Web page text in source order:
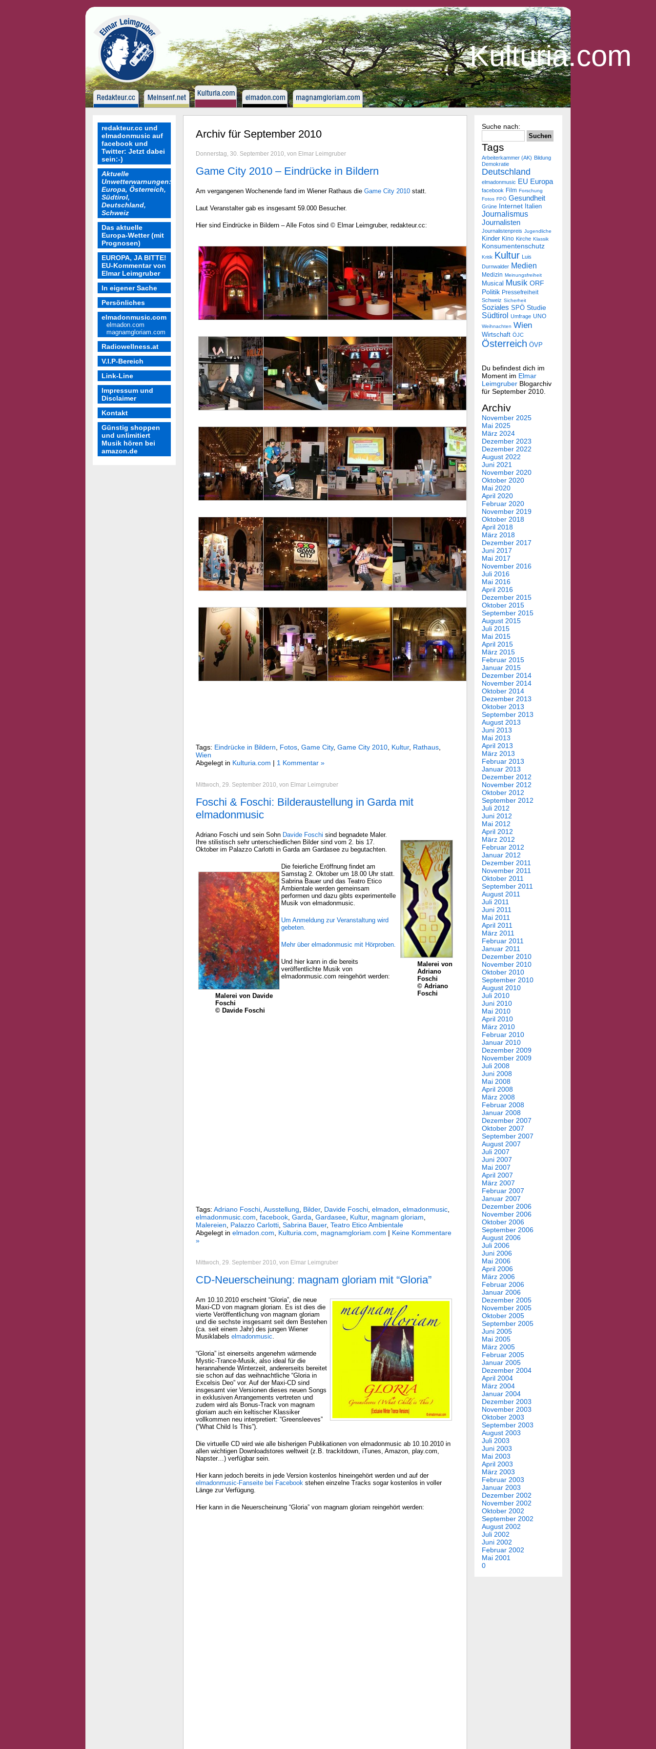
Kulturia.com
redakteur.cc und
elmadonmusic auf
facebook und
Twitter: Jetzt dabei
sein:-)
Aktuelle
Unwetterwarnungen:
Europa, Österreich,
Südtirol,
Deutschland,
Schweiz
Das aktuelle
Europa-Wetter (mit
Prognosen)
EUROPA, JA BITTE!
EU-Kommentar von
Elmar Leimgruber
In eigener Sache
Persönliches
elmadonmusic.com
elmadon.com
magnamgloriam.com
Radiowellness.at
V.I.P-Bereich
Link-Line
Impressum und
Disclaimer
Kontakt
Günstig shoppen
und unlimitiert
Musik hören bei
amazon.de
Archiv für September 2010
Donnerstag, 30. September 2010, von Elmar Leimgruber
Game City 2010 – Eindrücke in Bildern
Am vergangenen Wochenende fand im Wiener Rathaus die Game City 2010 statt.
Laut Veranstalter gab es insgesamt 59.000 Besucher.
Hier sind Eindrücke in Bildern – Alle Fotos sind © Elmar Leimgruber, redakteur.cc:
Tags: Eindrücke in Bildern Fotos Game City, Game City 2010 Kultur, Rathaus
Wien
Abgelegt in Kulturia.com | 1 Kommentar »
Mittwoch, 29. September 2010, von Elmar Leimgruber
Foschi & Foschi: Bilderaustellung in Garda mit
elmadonmusic
Malerei von
Adriano
Foschi
© Adriano
Foschi
Adriano Foschi und sein Sohn Davide Foschi sind begnadete Maler.
Ihre stilistisch sehr unterschiedlichen Bilder sind vom 2. bis 17.
Oktober im Palazzo Carlotti in Garda am Gardasee zu begutachten.
Malerei von Davide
Foschi
© Davide Foschi
Die feierliche Eröffnung findet am
Samstag 2. Oktober um 18.00 Uhr statt.
Sabrina Bauer und das Teatro Etico
Ambientale werden gemeinsam
performen und dazu gibts experimentelle
Musik von elmadonmusic.
Um Anmeldung zur Veranstaltung wird
gebeten.
Mehr über elmadonmusic mit Hörproben.
Und hier kann in die bereits
veröffentlichte Musik von
elmadonmusic.com reingehört werden:
Tags: Adriano Foschi Ausstellung Bilder, Davide Foschi elmadon elmadonmusic
elmadonmusic.com facebook Garda Gardasee Kultur, magnam gloriam
Malereien
Palazzo Carlotti Sabrina Bauer, Teatro Etico Ambientale
Abgelegt in elmadon.com Kulturia.com magnamgloriam.com | Keine Kommentare
»
Mittwoch, 29. September 2010, von Elmar Leimgruber
CD-Neuerscheinung: magnam gloriam mit “Gloria”
Am 10.10.2010 erscheint “Gloria”, die neue
Maxi-CD von magnam gloriam. Es ist dies die
vierte Veröffentlichung von magnam gloriam
und die sechste insgesamt seit dem Bestehen
(ca. seit einem Jahr) des jungen Wiener
Musiklabels elmadonmusic.
“Gloria” ist einerseits angenehm wärmende
Mystic-Trance-Musik, also ideal für die
herannahende Winterzeit, andererseits bereitet
sie schon auf das weihnachtliche “Gloria in
Excelsis Deo” vor. Auf der Maxi-CD sind
insgesamt vier Versionen dieses neuen Songs
in exklusiven Arrangements vertreten und
zudem wird als Bonus-Track von magnam
gloriam auch ein keltischer Klassiker
vollkommen neu interpretiert: “Greensleeves”
(“What Child Is This”).
Die virtuelle CD wird wie alle bisherigen Publikationen von elmadonmusic ab 10.10.2010 in
allen wichtigen Downloadstores weltweit (z.B. trackitdown, iTunes, Amazon, play.com,
Napster…) verfügbar sein.
Hier kann jedoch bereits in jede Version kostenlos hineingehört werden und auf der
elmadonmusic-Fanseite bei Facebook stehen einzelne Tracks sogar kostenlos in voller
Länge zur Verfügung.
Hier kann in die Neuerscheinung “Gloria” von magnam gloriam reingehört werden:
Suche nach:
Tags
Arbeiterkammer (AK) Bildung
Demokratie
Deutschland
elmadonmusic EU Europa
facebook Film Forschung
Fotos FPÖ Gesundheit
Grüne Internet Italien
Journalismus
Journalisten
Journalistenpreis Jugendliche
Kinder Kino Kirche Klassik
Konsumentenschutz
Kritik Kultur Luis
Durnwalder Medien
Medizin Meinungsfreiheit
Musical Musik ORF
Politik Pressefreiheit
Schweiz Sicherheit
Soziales SPÖ Studie
Südtirol Umfrage UNO
Weihnachten Wien
Wirtschaft ÖJC
Österreich ÖVP
Du befindest dich im
Moment im Elmar
Leimgruber Blogarchiv
für September 2010.
Archiv
November 2025
Mai 2025
März 2024
Dezember 2023
Dezember 2022
August 2022
Juni 2021
November 2020
Oktober 2020
Mai 2020
April 2020
Februar 2020
November 2019
Oktober 2018
April 2018
März 2018
Dezember 2017
Juni 2017
Mai 2017
November 2016
Juli 2016
Mai 2016
April 2016
Dezember 2015
Oktober 2015
September 2015
August 2015
Juli 2015
Mai 2015
April 2015
März 2015
Februar 2015
Januar 2015
Dezember 2014
November 2014
Oktober 2014
Dezember 2013
Oktober 2013
September 2013
August 2013
Juni 2013
Mai 2013
April 2013
März 2013
Februar 2013
Januar 2013
Dezember 2012
November 2012
Oktober 2012
September 2012
Juli 2012
Juni 2012
Mai 2012
April 2012
März 2012
Februar 2012
Januar 2012
Dezember 2011
November 2011
Oktober 2011
September 2011
August 2011
Juli 2011
Juni 2011
Mai 2011
April 2011
März 2011
Februar 2011
Januar 2011
Dezember 2010
November 2010
Oktober 2010
September 2010
August 2010
Juli 2010
Juni 2010
Mai 2010
April 2010
März 2010
Februar 2010
Januar 2010
Dezember 2009
November 2009
Juli 2008
Juni 2008
Mai 2008
April 2008
März 2008
Februar 2008
Januar 2008
Dezember 2007
Oktober 2007
September 2007
August 2007
Juli 2007
Juni 2007
Mai 2007
April 2007
März 2007
Februar 2007
Januar 2007
Dezember 2006
November 2006
Oktober 2006
September 2006
August 2006
Juli 2006
Juni 2006
Mai 2006
April 2006
März 2006
Februar 2006
Januar 2006
Dezember 2005
November 2005
Oktober 2005
September 2005
Juni 2005
Mai 2005
März 2005
Februar 2005
Januar 2005
Dezember 2004
April 2004
März 2004
Januar 2004
Dezember 2003
November 2003
Oktober 2003
September 2003
August 2003
Juli 2003
Juni 2003
Mai 2003
April 2003
März 2003
Februar 2003
Januar 2003
Dezember 2002
November 2002
Oktober 2002
September 2002
August 2002
Juli 2002
Juni 2002
Februar 2002
Mai 2001
0